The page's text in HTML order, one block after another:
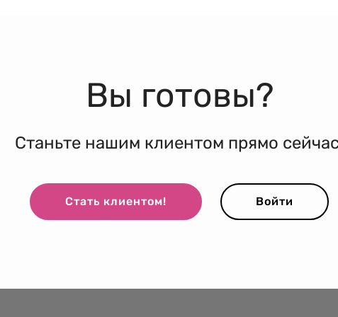
Вы готовы?
Станьте нашим клиентом прямо
Стать клиентом! Войти